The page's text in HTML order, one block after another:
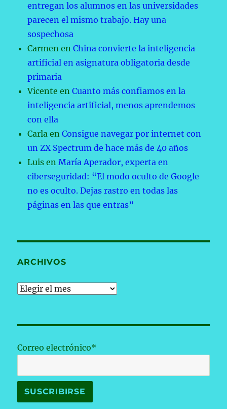
entregan los alumnos en las universidades
parecen el mismo trabajo. Hay una
sospechosa
Carmen enChina convierte la inteligencia
artificial en asignatura obligatoria desde
primaria
Vicente enCuanto más confiamos en la
inteligencia artificial, menos aprendemos
con ella
Carla enConsigue navegar por internet con
un ZX Spectrum de hace más de 40 años
Luis enMaría Aperador, experta en
ciberseguridad: “El modo oculto de Google
no es oculto. Dejas rastro en todas las
páginas en las que entras”
ARCHIVOS
Archivos
Correo electrónico*